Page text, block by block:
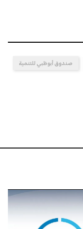
صندوق أبوظبي للتنمية